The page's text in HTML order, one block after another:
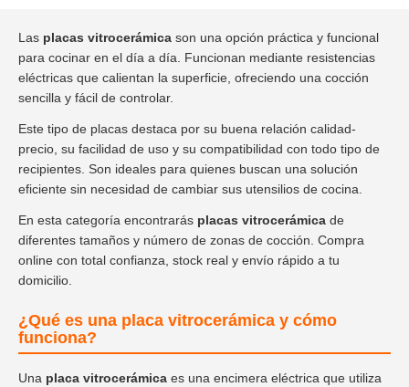
Las placas vitrocerámica son una opción práctica y funcional
para cocinar en el día a día. Funcionan mediante resistencias
eléctricas que calientan la superficie, ofreciendo una cocción
sencilla y fácil de controlar.
Este tipo de placas destaca por su buena relación calidad-
precio, su facilidad de uso y su compatibilidad con todo tipo de
recipientes. Son ideales para quienes buscan una solución
eficiente sin necesidad de cambiar sus utensilios de cocina.
En esta categoría encontrarás placas vitrocerámica de
diferentes tamaños y número de zonas de cocción. Compra
online con total confianza, stock real y envío rápido a tu
domicilio.
¿Qué es una placa vitrocerámica y cómo
funciona?
Una placa vitrocerámica es una encimera eléctrica que utiliza